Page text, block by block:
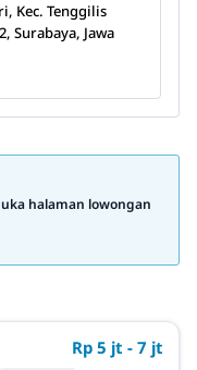
Kec. Tenggilis
Surabaya, Jawa
halaman lowongan
Rp 5 jt - 7 jt